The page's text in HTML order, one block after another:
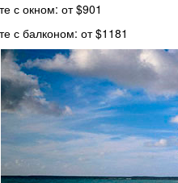
с окном: от $901
с балконом: от $1181